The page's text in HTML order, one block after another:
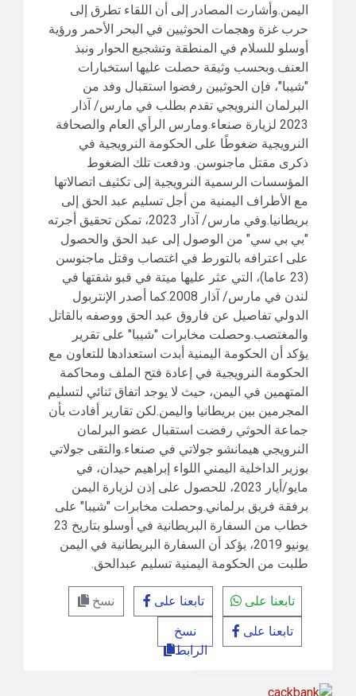
اليمن.وأشارت المصادر إلى أن اللقاء تطرق إلى
حرب غزة وهجمات الحوثيين في البحر الأحمر ورؤية
أوسلو للسلام في المنطقة وتشجيع الحوار ونبذ
العنف.وبحسب وثيقة حصلت عليها استخبارات
"شيبا"، فإن الحوثيين رفضوا استقبال وفد من
البرلمان النرويجي تقدم بطلب في مارس/ آذار
2023 لزيارة صنعاء.ومارس الرأي العام والصحافة
النرويجية ضغوطًا على الحكومة النرويجية في
ذكرى مقتل ماجنوسن. ودفعت تلك الضغوط
المؤسسات الرسمية النرويجية إلى تكثيف اتصالاتها
مع الأطراف اليمنية من أجل تسليم عبد الحق إلى
بريطانيا.وفي مارس/ آذار 2023، تمكن تحقيق أجرته
"بي بي سي" من الوصول إلى عبد الحق والحصول
على اعترافه بالتورط في اغتصاب وقتل ماجنوسن
(23 عاما)، التي عثر عليها ميتة في قبو شقتها في
لندن في مارس/ آذار 2008.كما أصدر الإنتربول
الدولي تفاصيل عن فاروق عبد الحق ووصفه بالقاتل
والمغتصب.وحصلت مخابرات "شيبا" على تقرير
يؤكد أن الحكومة اليمنية أبدت استعدادها للتعاون مع
الحكومة النرويجية في إعادة فتح الملف ومحاكمة
المتهمين في اليمن، حيث لا يوجد اتفاق ثنائي لتسليم
المجرمين بين بريطانيا واليمن.لكن تقارير أفادت بأن
جماعة الحوثي رفضت استقبال عضو البرلمان
النرويجي هيمانشو جولاتي في صنعاء.والتقى جولاتي
بوزير الداخلية اليمني اللواء إبراهيم حيدان، في
مايو/أيار 2023، للحصول على إذن لزيارة اليمن
برفقة فريق برلماني.وحصلت مخابرات "شيبا" على
خطاب من السفارة البريطانية في أوسلو بتاريخ 23
يونيو 2019، يؤكد أن السفارة البريطانية في اليمن
طلبت من الحكومة اليمنية تسليم عبدالحق.
تابعنا على تابعنا على
نسخ
تابعنا على
نسخ
الرابط